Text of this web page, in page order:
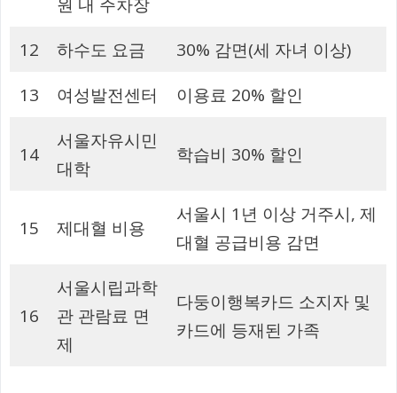
원 내 주차장
12 하수도 요금
30% 감면(세 자녀 이상)
13
여성발전센터 이용료 20% 할인
14
서울자유시민
대학
학습비 30% 할인
15 제대혈 비용
서울시 1년 이상 거주시, 제
대혈 공급비용 감면
16
서울시립과학
관 관람료 면
제
다둥이행복카드 소지자 및
카드에 등재된 가족